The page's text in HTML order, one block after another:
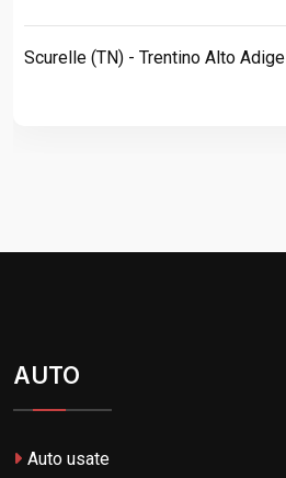
Scurelle (TN) - Trentino Alto Adige
AUTO
Auto usate